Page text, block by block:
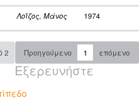
Λοΐζος, Μάνος 1974
2 Προηγούμενο 1 επόμενο
Εξερευνήστε